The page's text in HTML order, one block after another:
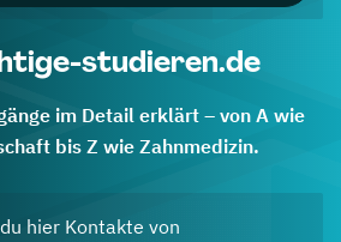
studieren.de
im Detail erklärt – von A wie
bis Z wie Zahnmedizin.
hier Kontakte von